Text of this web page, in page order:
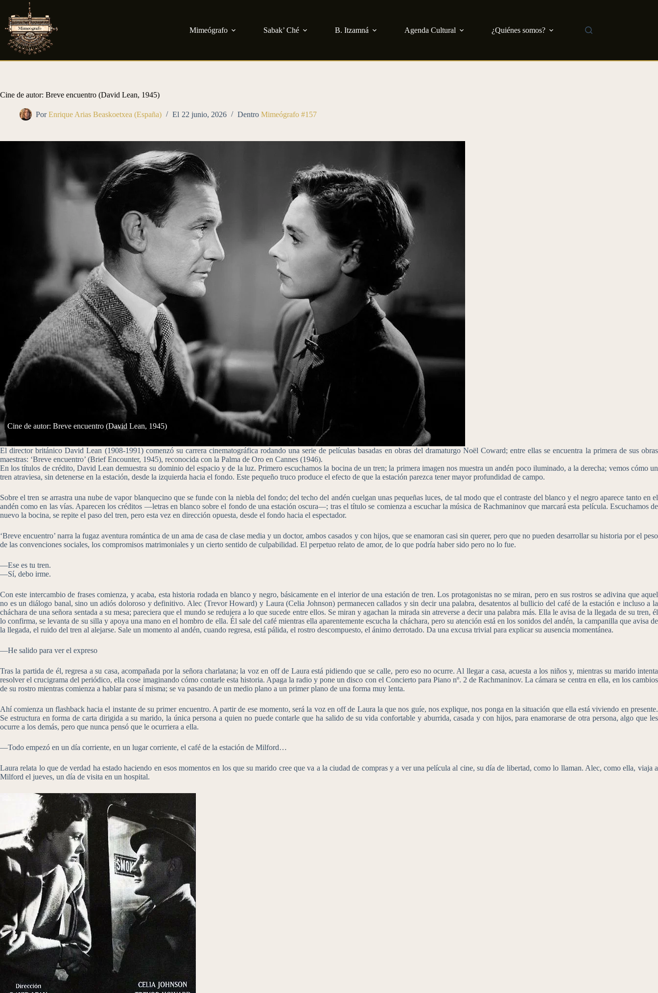
contenido
Mimeógrafo
Sabak’ Ché B. Itzamná Agenda Cultural ¿Quiénes somos?
Cine de autor: Breve encuentro (David Lean, 1945)
Por Enrique Arias Beaskoetxea (España) El 22 junio, 2026 Dentro Mimeógrafo #157
Cine de autor: Breve encuentro (David Lean, 1945)
El director británico David Lean (1908-1991) comenzó su carrera cinematográfica rodando una serie de películas basadas en obras del dramaturgo Noël Coward; entre ellas se encuentra la primera de sus obras
maestras: ‘Breve encuentro’ (Brief Encounter, 1945), reconocida con la Palma de Oro en Cannes (1946).
En los títulos de crédito, David Lean demuestra su dominio del espacio y de la luz. Primero escuchamos la bocina de un tren; la primera imagen nos muestra un andén poco iluminado, a la derecha; vemos cómo un
tren atraviesa, sin detenerse en la estación, desde la izquierda hacia el fondo. Este pequeño truco produce el efecto de que la estación parezca tener mayor profundidad de campo.
Sobre el tren se arrastra una nube de vapor blanquecino que se funde con la niebla del fondo; del techo del andén cuelgan unas pequeñas luces, de tal modo que el contraste del blanco y el negro aparece tanto en el
andén como en las vías. Aparecen los créditos —letras en blanco sobre el fondo de una estación oscura—; tras el título se comienza a escuchar la música de Rachmaninov que marcará esta película. Escuchamos de
nuevo la bocina, se repite el paso del tren, pero esta vez en dirección opuesta, desde el fondo hacia el espectador.
‘Breve encuentro’ narra la fugaz aventura romántica de un ama de casa de clase media y un doctor, ambos casados y con hijos, que se enamoran casi sin querer, pero que no pueden desarrollar su historia por el peso
de las convenciones sociales, los compromisos matrimoniales y un cierto sentido de culpabilidad. El perpetuo relato de amor, de lo que podría haber sido pero no lo fue.
—Ese es tu tren.
—Sí, debo irme.
Con este intercambio de frases comienza, y acaba, esta historia rodada en blanco y negro, básicamente en el interior de una estación de tren. Los protagonistas no se miran, pero en sus rostros se adivina que aquel
no es un diálogo banal, sino un adiós doloroso y definitivo. Alec (Trevor Howard) y Laura (Celia Johnson) permanecen callados y sin decir una palabra, desatentos al bullicio del café de la estación e incluso a la
cháchara de una señora sentada a su mesa; pareciera que el mundo se redujera a lo que sucede entre ellos. Se miran y agachan la mirada sin atreverse a decir una palabra más. Ella le avisa de la llegada de su tren, él
lo confirma, se levanta de su silla y apoya una mano en el hombro de ella. Él sale del café mientras ella aparentemente escucha la cháchara, pero su atención está en los sonidos del andén, la campanilla que avisa de
la llegada, el ruido del tren al alejarse. Sale un momento al andén, cuando regresa, está pálida, el rostro descompuesto, el ánimo derrotado. Da una excusa trivial para explicar su ausencia momentánea.
—He salido para ver el expreso
Tras la partida de él, regresa a su casa, acompañada por la señora charlatana; la voz en off de Laura está pidiendo que se calle, pero eso no ocurre. Al llegar a casa, acuesta a los niños y, mientras su marido intenta
resolver el crucigrama del periódico, ella cose imaginando cómo contarle esta historia. Apaga la radio y pone un disco con el Concierto para Piano nº. 2 de Rachmaninov. La cámara se centra en ella, en los cambios
de su rostro mientras comienza a hablar para sí misma; se va pasando de un medio plano a un primer plano de una forma muy lenta.
Ahí comienza un flashback hacia el instante de su primer encuentro. A partir de ese momento, será la voz en off de Laura la que nos guíe, nos explique, nos ponga en la situación que ella está viviendo en presente.
Se estructura en forma de carta dirigida a su marido, la única persona a quien no puede contarle que ha salido de su vida confortable y aburrida, casada y con hijos, para enamorarse de otra persona, algo que les
ocurre a los demás, pero que nunca pensó que le ocurriera a ella.
—Todo empezó en un día corriente, en un lugar corriente, el café de la estación de Milford…
Laura relata lo que de verdad ha estado haciendo en esos momentos en los que su marido cree que va a la ciudad de compras y a ver una película al cine, su día de libertad, como lo llaman. Alec, como ella, viaja a
Milford el jueves, un día de visita en un hospital.